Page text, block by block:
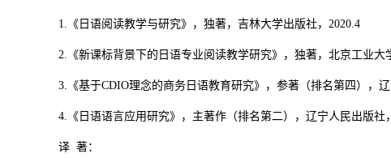
1.《日语阅读教学与研究》，独著，吉林大学出版社，2020.4
2.《新课标背景下的日语专业阅读教学研究》，独著，北京工业大
3.《基于CDIO理念的商务日语教育研究》，参著（排名第四），
4.《日语语言应用研究》，主著作（排名第二），辽宁人民出版社
译 著：